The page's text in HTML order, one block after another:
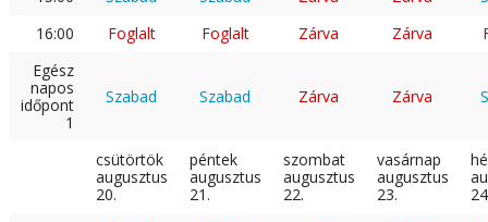
16:00
Foglalt Foglalt Zárva Zárva
Egész
napos
időpont
1
Szabad Szabad Zárva Zárva
csütörtök
augusztus
20.
péntek
augusztus
21.
szombat
augusztus
22.
vasárnap
augusztus
23.